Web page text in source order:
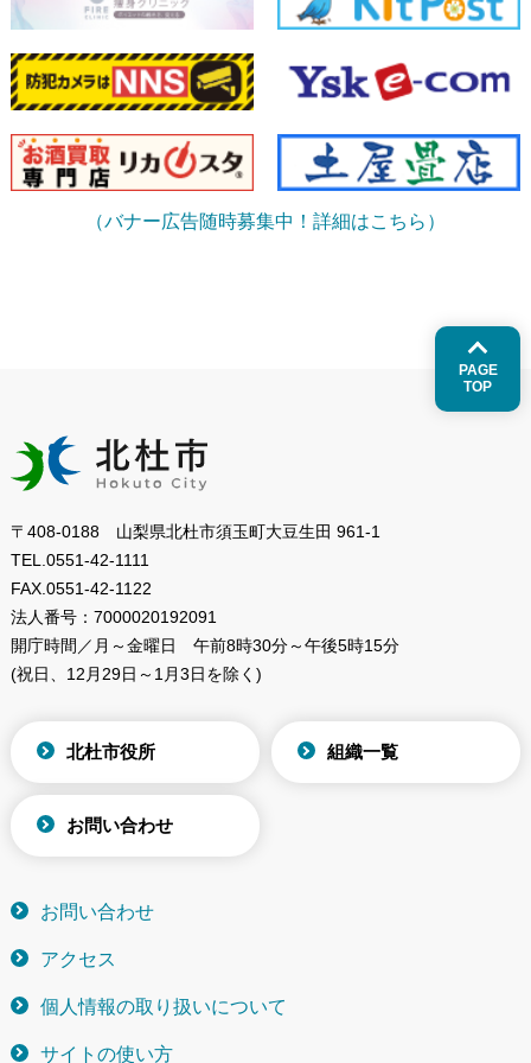
（バナー広告随時募集中！詳細はこちら）
PAGE
TOP
〒408-0188 山梨県北杜市須玉町大豆生田 961-1
TEL. 0551-42-1111
FAX. 0551-42-1122
法人番号： 7000020192091
開庁時間／月～金曜日
午前8時30分～午後5時15分
(祝日、12月29日～1月3日を除く)
北杜市役所 組織一覧
お問い合わせ
お問い合わせ
アクセス
個人情報の取り扱いについて
サイトの使い方